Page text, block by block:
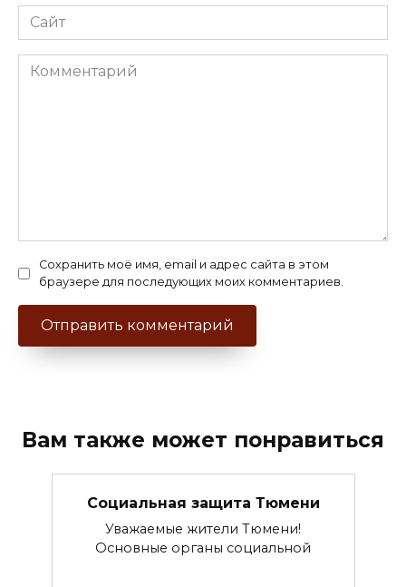
Сайт
Комментарий
Сохранить моё имя, email и адрес сайта в этом
браузере для последующих моих комментариев.
Вам также может понравиться
Социальная защита Тюмени
Уважаемые жители Тюмени!
Основные органы социальной